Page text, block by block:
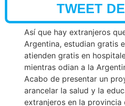
TWEET
Así que hay extranjeros
Argentina, estudian gratis
atienden gratis en
mientras odian a la
Acabo de presentar un
arancelar la salud y la
extranjeros en la provincia